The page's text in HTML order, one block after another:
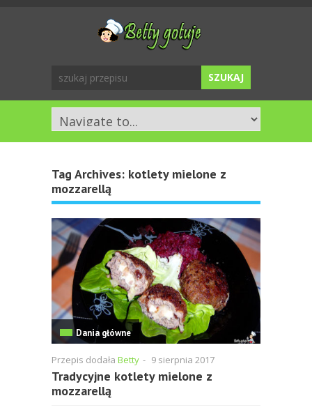
Tag Archives: kotlety mielone z
mozzarellą
Dania główne
Przepis dodała Betty - 9 sierpnia 2017
Tradycyjne kotlety mielone z
mozzarellą